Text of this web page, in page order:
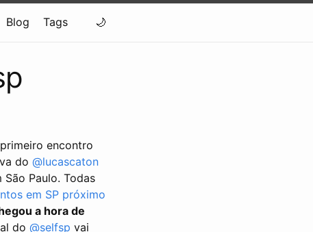
Blog Tags
encontro
do @lucascaton
Paulo. Todas
em SP próximo
a hora de
do @selfsp vai